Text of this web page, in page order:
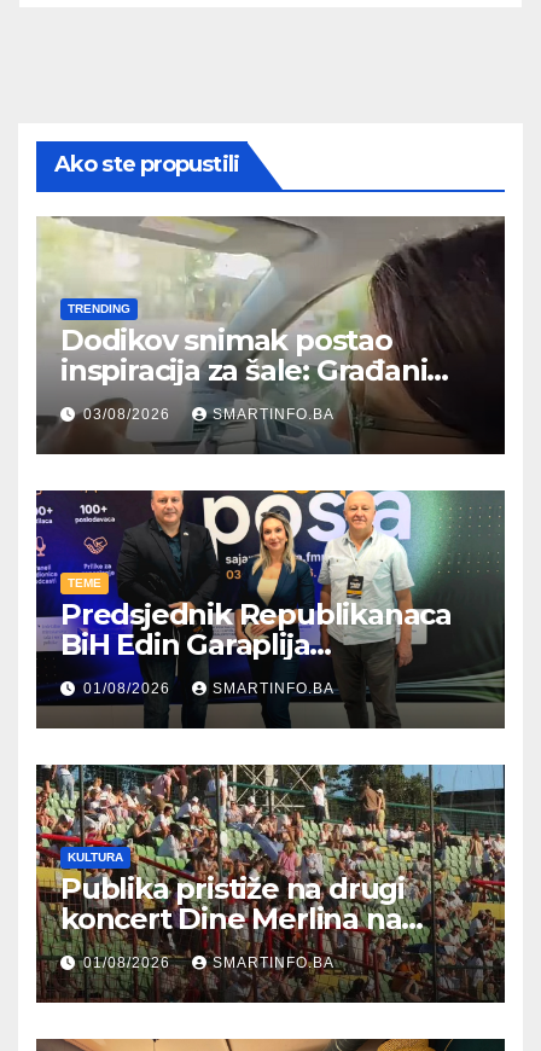
Ako ste propustili
TRENDING
Dodikov snimak postao
inspiracija za šale: Građani
kroz parodiju poslali poruku
03/08/2026 SMARTINFO.BA
TEME
Predsjednik Republikanaca
BiH Edin Garaplija
prisustvovao prezentaciji
Federalnog sajma
zapošljavanja
01/08/2026 SMARTINFO.BA
KULTURA
Publika pristiže na drugi
koncert Dine Merlina na
Koševu
01/08/2026 SMARTINFO.BA